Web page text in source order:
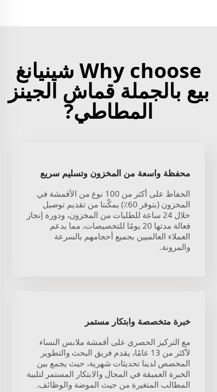
Why choose شينيانغ
بيع بالجملة قماش الجينز
المطاطي?
محفظة واسعة من المخزون وتسليم سريع
الحفاظ على أكثر من 100 نوع من الأقمشة في
المخزون (بتوفر 60٪) يمكّننا من تقديم توصيل
خلال 24 ساعة للطلبات من المخزون، ودورة إنجاز
فعالة مدتها 20 يومًا للتخصيصات، مما يدعم
العملاء العالميين بجميع أحجامهم بالسرعة
والمرونة.
خبرة متخصصة وابتكار مستمر
مع التركيز الحصري على أقمشة ملابس النساء
لأكثر من 13 عامًا، يقدم فريق البحث والتطوير
المخصص لدينا تحديثات شهرية، حيث يجمع بين
الخبرة العميقة في المجال والابتكار المستمر لتلبية
المطالب المتغيرة من حيث الموضة والوظائف.